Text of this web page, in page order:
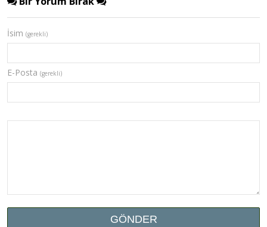
İsim (gerekli)
E-Posta (gerekli)